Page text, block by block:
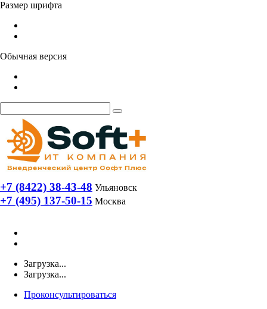
Размер шрифта
Обычная версия
+7 (8422) 38-43-48 Ульяновск
+7 (495) 137-50-15 Москва
Загрузка...
Загрузка...
Проконсультироваться